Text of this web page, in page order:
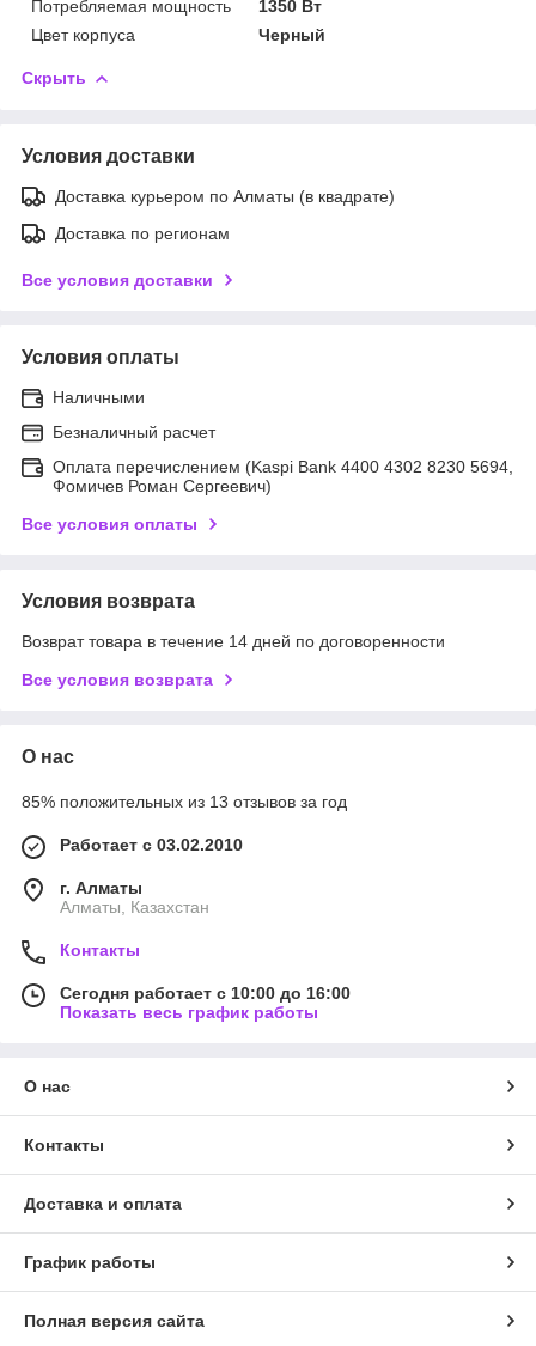
Потребляемая мощность
1350 Вт
Цвет корпуса
Черный
Скрыть
Условия доставки
Доставка курьером по Алматы (в квадрате)
Доставка по регионам
Все условия доставки
Условия оплаты
Наличными
Безналичный расчет
Оплата перечислением (Kaspi Bank 4400 4302 8230 5694,
Фомичев Роман Сергеевич)
Все условия оплаты
Условия возврата
Возврат товара в течение 14 дней по договоренности
Все условия возврата
О нас
85% положительных из 13 отзывов за год
Работает с 03.02.2010
г. Алматы
Алматы, Казахстан
Контакты
Сегодня работает с 10:00 до 16:00
Показать весь график работы
О нас
Контакты
Доставка и оплата
График работы
Полная версия сайта